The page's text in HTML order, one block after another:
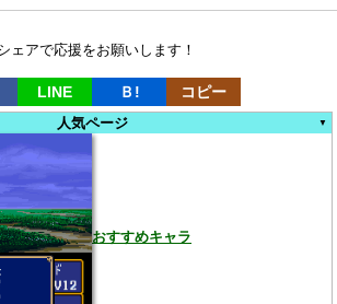
ェアで応援をお願いします！
LINE Ｂ! コピー
人気ページ
おすすめキャラ